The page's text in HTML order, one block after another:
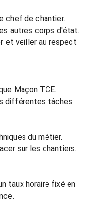
chef de chantier.
autres corps d'état.
et veiller au respect
Maçon TCE.
différentes tâches
du métier.
sur les chantiers.
taux horaire fixé en